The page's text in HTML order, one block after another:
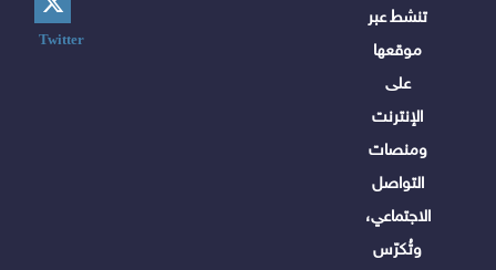
تنشط عبر
موقعها
على
الإنترنت
ومنصات
التواصل
الاجتماعي،
وتُكرّس
Twitter